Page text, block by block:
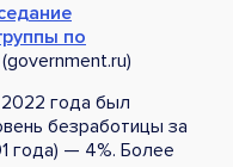
по
(government.ru)
года был
безработицы за
года) — 4%. Более